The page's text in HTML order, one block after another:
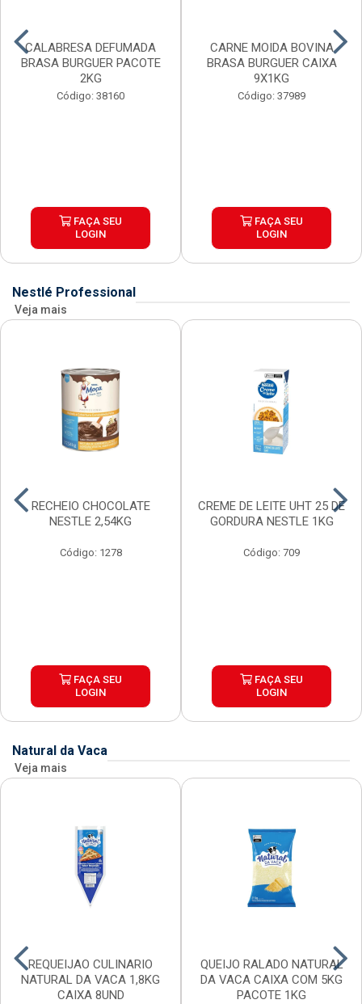
CALABRESA DEFUMADA
BRASA BURGUER PACOTE
2KG
Código: 38160
FAÇA SEU
LOGIN
CARNE MOIDA BOVINA
BRASA BURGUER CAIXA
9X1KG
Código: 37989
FAÇA SEU
LOGIN
Nestlé Professional
Veja mais
RECHEIO CHOCOLATE
NESTLE 2,54KG
Código: 1278
FAÇA SEU
LOGIN
CREME DE LEITE UHT 25 DE
GORDURA NESTLE 1KG
Código: 709
FAÇA SEU
LOGIN
Natural da Vaca
Veja mais
REQUEIJAO CULINARIO
NATURAL DA VACA 1,8KG
CAIXA 8UND
QUEIJO RALADO NATURAL
DA VACA CAIXA COM 5KG
PACOTE 1KG